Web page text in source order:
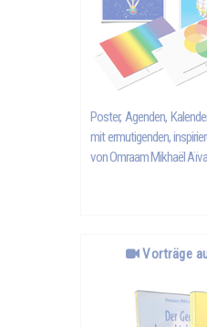
Poster, Agenden,
mit ermutigenden,
vonOmraam Mikhaël
Vorträge